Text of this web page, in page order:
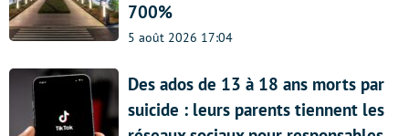
700%
5 août 2026 17:04
Des ados de 13 à 18 ans morts par
suicide : leurs parents tiennent les